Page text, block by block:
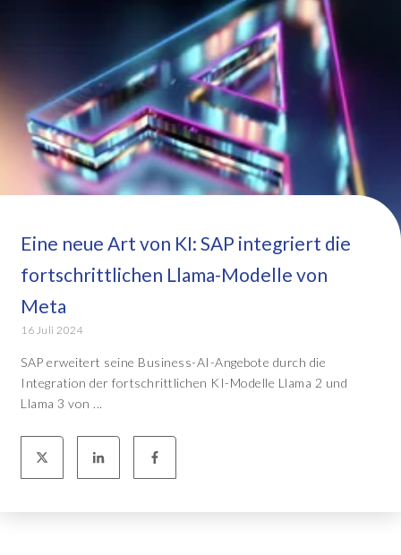
Eine neue Art von KI: SAP integriert die
fortschrittlichen Llama-Modelle von
Meta
16 Juli 2024
SAP erweitert seine Business-AI-Angebote durch die
Integration der fortschrittlichen KI-Modelle Llama 2 und
Llama 3 von ...